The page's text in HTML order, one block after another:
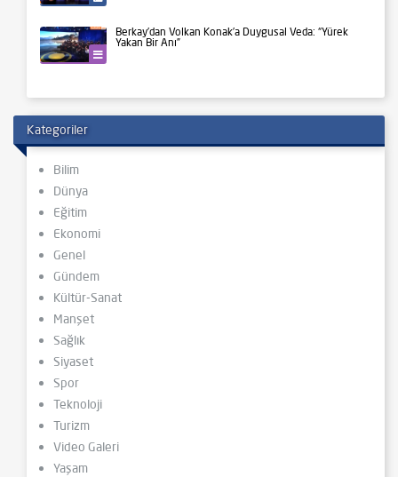
Berkay’dan Volkan Konak’a Duygusal Veda: “Yürek
Yakan Bir Anı”
Kategoriler
Bilim
Dünya
Eğitim
Ekonomi
Genel
Gündem
Kültür-Sanat
Manşet
Sağlık
Siyaset
Spor
Teknoloji
Turizm
Video Galeri
Yaşam